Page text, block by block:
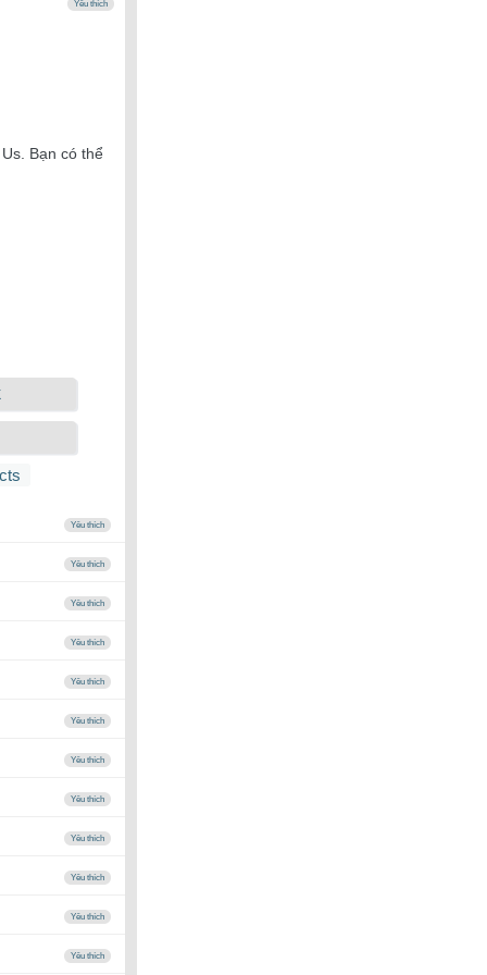
Yêu thích
Bạn có thể
Yêu thích
Yêu thích
Yêu thích
Yêu thích
Yêu thích
Yêu thích
Yêu thích
Yêu thích
Yêu thích
Yêu thích
Yêu thích
Yêu thích